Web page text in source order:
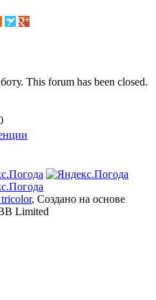
This forum has been closed.
, Создано на основе
Limited